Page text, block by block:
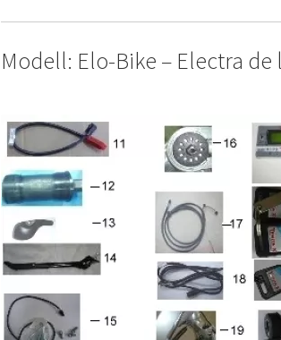
Modell: Elo-Bike – Electra de